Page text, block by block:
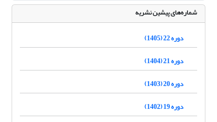
شماره‌های پیشین نشریه
دوره 22 (1405)
دوره 21 (1404)
دوره 20 (1403)
دوره 19 (1402)